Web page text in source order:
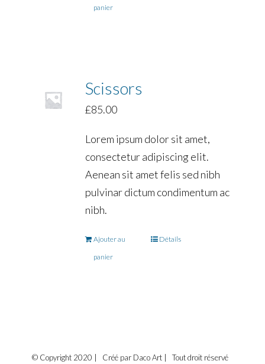
panier
Scissors
£85.00
Lorem ipsum dolor sit amet,
consectetur adipiscing elit.
Aenean sit amet felis sed nibh
pulvinar dictum condimentum ac
nibh.
Ajouter au
panier
Détails
© Copyright 2020 | Créé par Daco Art | Tout droit réservé